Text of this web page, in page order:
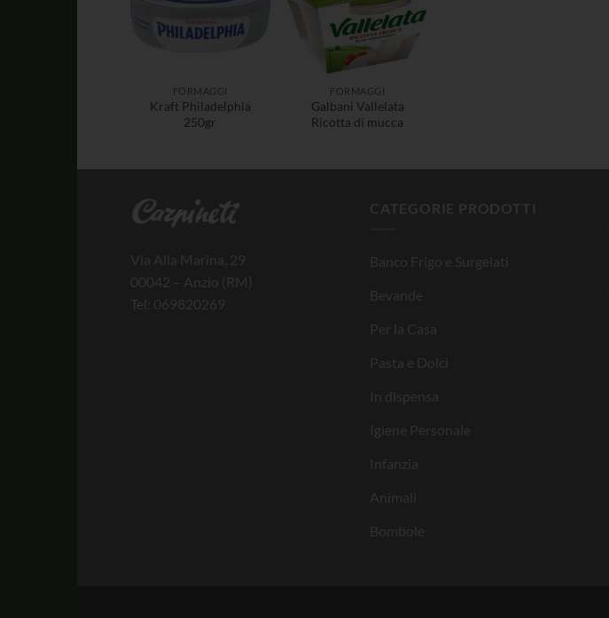
FORMAGGI
Kraft Philadelphia
250gr
FORMAGGI
Galbani Vallelata
Ricotta di mucca
Via Alla Marina, 29
00042 – Anzio (RM)
Tel: 069820269
CATEGORIE PRODOTTI
Banco Frigo e Surgelati
Bevande
Per la Casa
Pasta e Dolci
In dispensa
Igiene Personale
Infanzia
Animali
Bombole